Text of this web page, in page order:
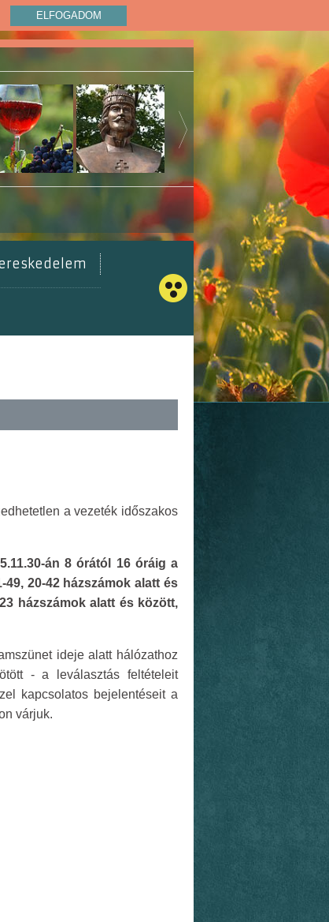
ELFOGADOM
a vezeték időszakos
án 8 órától 16 óráig a
20-42 házszámok alatt és
házszámok alatt és között,
ideje alatt hálózathoz
- a leválasztás feltételeit
kapcsolatos bejelentéseit a
várjuk.